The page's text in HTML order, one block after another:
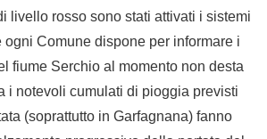
livello rosso sono stati attivati i sistemi
ogni Comune dispone per informare i
fiume Serchio al momento non desta
i notevoli cumulati di pioggia previsti
(soprattutto in Garfagnana) fanno